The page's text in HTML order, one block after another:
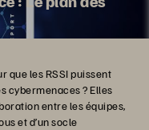
que les RSSI puissent
cybermenaces ? Elles
entre les équipes,
et d’un socle